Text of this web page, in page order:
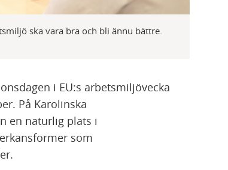
ska vara bra och bli ännu bättre.
i EU:s arbetsmiljövecka
På Karolinska
en naturlig plats i
som